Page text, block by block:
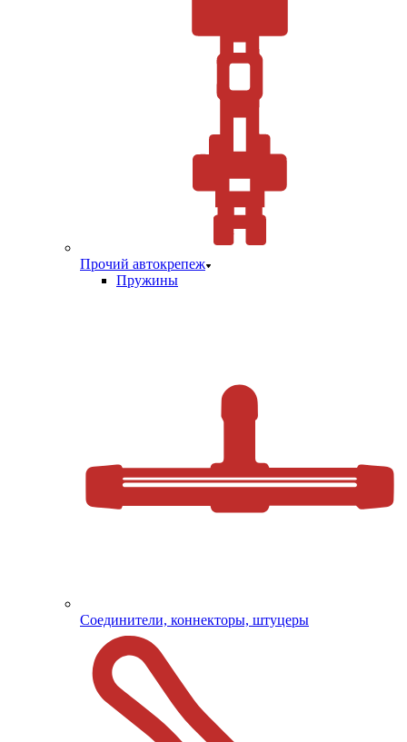
Прочий автокрепеж
Пружины
Соединители, коннекторы, штуцеры